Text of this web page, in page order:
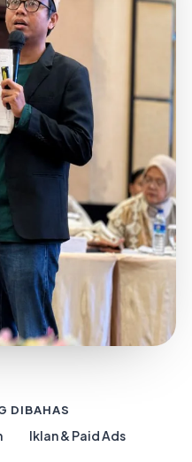
DIBAHAS
Iklan & Paid Ads